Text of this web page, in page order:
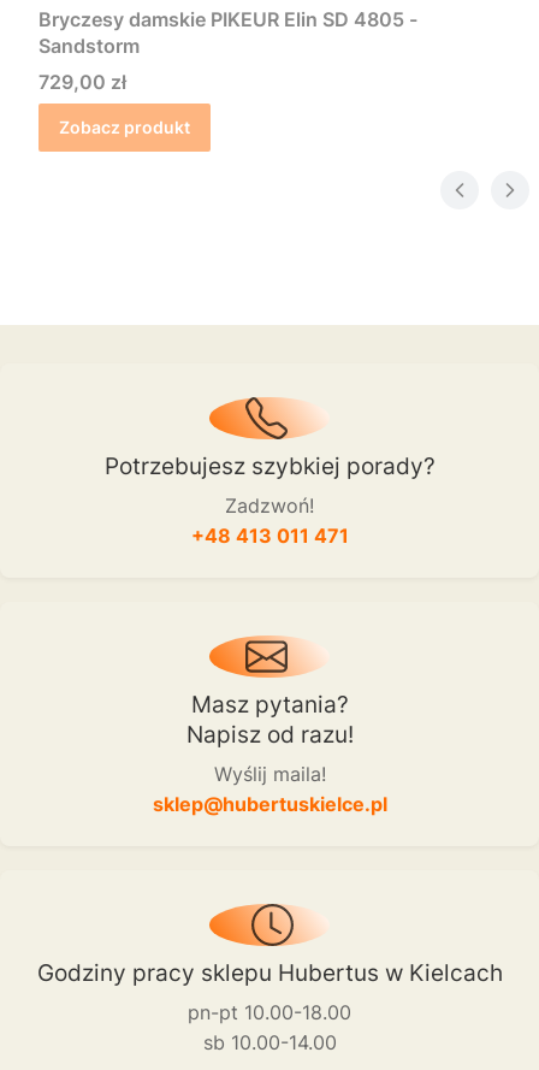
Bryczesy damskie PIKEUR Elin SD 4805 -
Sandstorm
Cena
729,00 zł
Zobacz produkt
Potrzebujesz szybkiej porady?
Zadzwoń!
+48 413 011 471
Masz pytania?
Napisz od razu!
Wyślij maila!
sklep@hubertuskielce.pl
Godziny pracy sklepu Hubertus w Kielcach
pn-pt 10.00-18.00
sb 10.00-14.00